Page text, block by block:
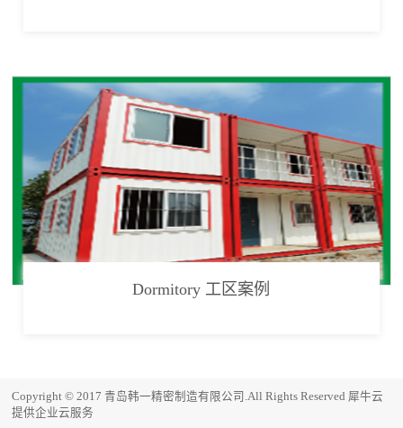
Dormitory 工区案例
Copyright © 2017 青岛韩一精密制造有限公司.All Rights Reserved 犀牛云
提供企业云服务